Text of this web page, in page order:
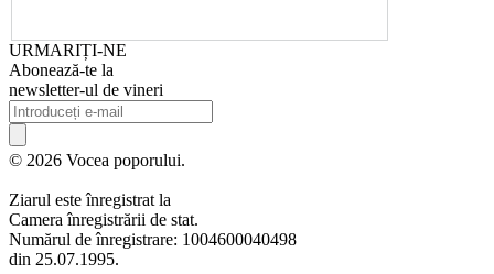
URMARIȚI-NE
Abonează-te la
newsletter-ul de vineri
© 2026 Vocea poporului.
Ziarul este înregistrat la
Camera înregistrării de stat.
Numărul de înregistrare: 1004600040498
din 25.07.1995.